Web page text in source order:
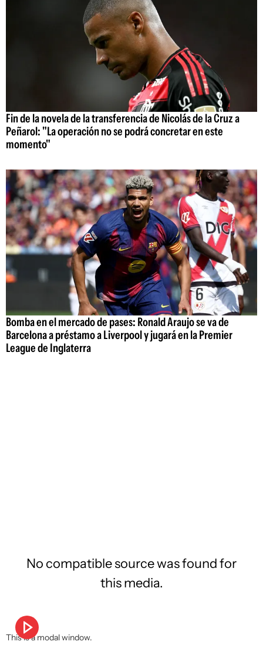
Fin de la novela de la transferencia de Nicolás de la Cruz a
Peñarol: "La operación no se podrá concretar en este
momento"
Bomba en el mercado de pases: Ronald Araujo se va de
Barcelona a préstamo a Liverpool y jugará en la Premier
League de Inglaterra
This is a modal window.
No compatible source was found for
this media.